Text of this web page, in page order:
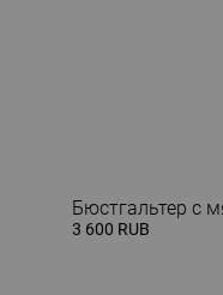
Бюстгальтер с
3 600 RUB